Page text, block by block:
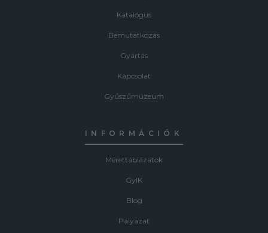
Katalógus
Bemutatkozás
Gyártás
Kapcsolat
Gyűszűmúzeum
INFORMÁCIÓK
Mérettáblázatok
GyIK
Blog
Pályázat